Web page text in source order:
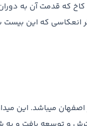
که قدمت آن به
انعکاسی که این
می­باشد. این